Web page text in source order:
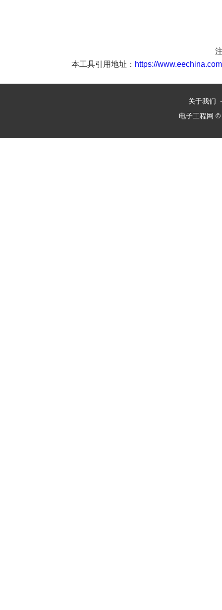
本工具引用地址： https://